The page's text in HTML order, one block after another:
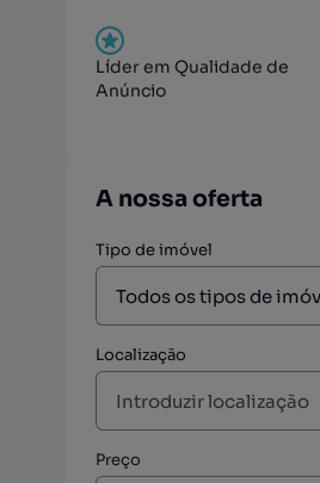
Líder em Qualidade de
Anúncio
A nossa oferta
Tipo de imóvel
Localização
Preço